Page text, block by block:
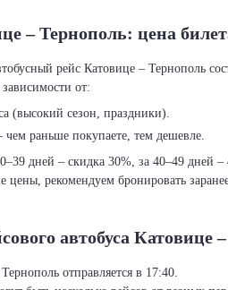
– Тернополь: цена
рейс Катовице – Тернополь
от:
(высокий сезон, праздники).
раньше покупаете, тем дешевле.
дней – скидка 30%, за 40–49 дней
цены, рекомендуем бронировать
автобуса Катовице
отправляется в 17:40.